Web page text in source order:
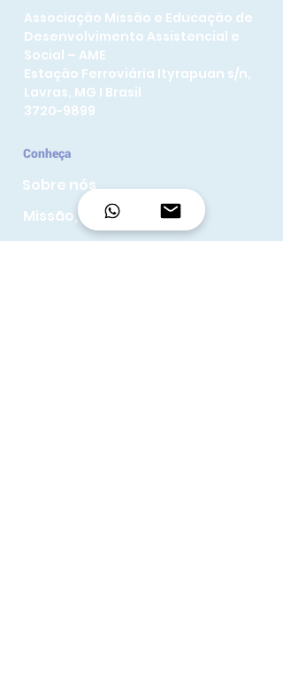
Associação Missão e Educação de
Desenvolvimento Assistencial e
Social – AME
Estação Ferroviária Ityrapuan s/n,
Lavras, MG I Brasil
3720-9899
Conheça
Sobre nós
Missão, visão e Valores